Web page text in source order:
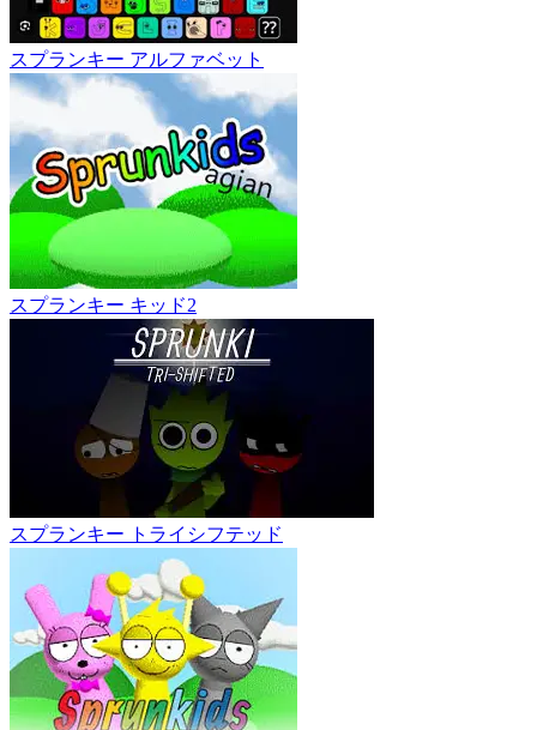
スプランキー アルファベット
スプランキー キッド2
スプランキー トライシフテッド